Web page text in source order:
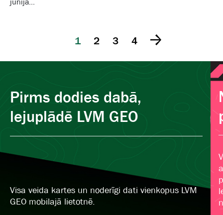
1 2 3 4
Pirms dodies dabā,
lejuplādē LVM GEO
Visa veida kartes un noderīgi dati vienkopus LVM
GEO mobilajā lietotnē.